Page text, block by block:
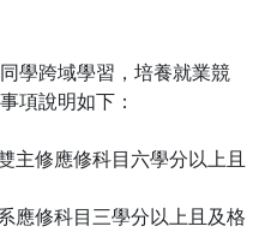
學跨域學習，培養就業競
項說明如下：
主修應修科目六學分以上且
應修科目三學分以上且及格